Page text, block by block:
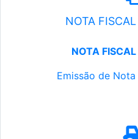
NOTA
NOTA
Emissão de